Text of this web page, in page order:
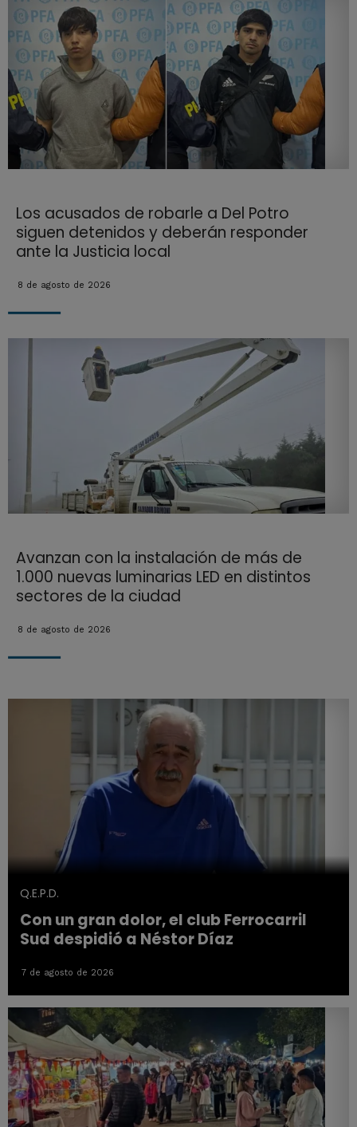
Los acusados de robarle a Del Potro
siguen detenidos y deberán responder
ante la Justicia local
8 de agosto de 2026
Avanzan con la instalación de más de
1.000 nuevas luminarias LED en distintos
sectores de la ciudad
8 de agosto de 2026
Q.E.P.D.
Con un gran dolor, el club Ferrocarril
Sud despidió a Néstor Díaz
7 de agosto de 2026